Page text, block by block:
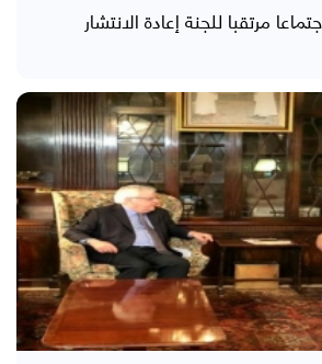
مرتقبا للجنة إعادة الانتشار